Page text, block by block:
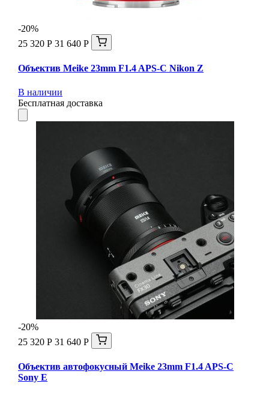
-20%
25 320 Р 31 640 Р
Объектив Meike 23mm F1.4 APS-C Nikon Z
В наличии
Бесплатная доставка
-20%
25 320 Р 31 640 Р
Объектив автофокусный Meike 23mm F1.4 APS-C
Sony E